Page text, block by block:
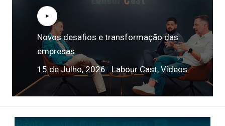
Novos desafios e transformação das
empresas
15 de Julho, 2026 .Labour Cast, Vídeos